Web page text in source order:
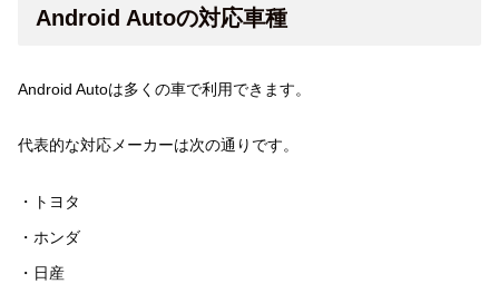
Android Autoの対応車種
Android Autoは多くの車で利用できます。
代表的な対応メーカーは次の通りです。
・トヨタ
・ホンダ
・日産